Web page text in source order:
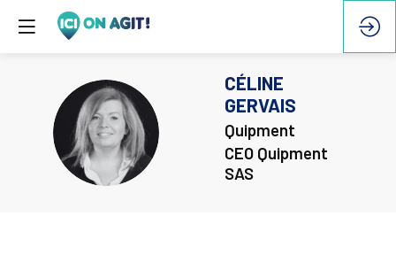
CG
CÉLINE
GERVAIS
Quipment
CEO Quipment
SAS